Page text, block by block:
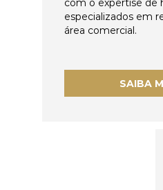
com o expertise de
especializados em
área comercial.
SAIBA